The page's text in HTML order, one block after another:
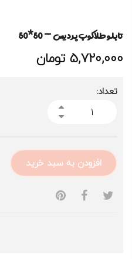
تابلو طلاکوب پردیس – 50*50
5,720,000تومان
تعداد:
افزودن به سبد خرید